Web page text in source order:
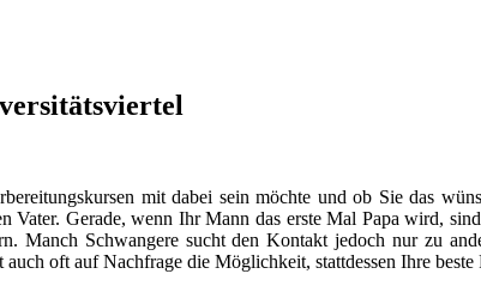
mit dabei sein möchte und ob Sie das
Gerade, wenn Ihr Mann das erste Mal Papa wird,
Manch Schwangere sucht den Kontakt jedoch nur zu
oft auf Nachfrage die Möglichkeit, stattdessen Ihre